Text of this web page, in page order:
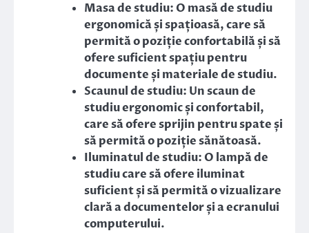
Masa de studiu: O masă de studiu
ergonomică și spațioasă, care să
permită o poziție confortabilă și să
ofere suficient spațiu pentru
documente și materiale de studiu.
Scaunul de studiu: Un scaun de
studiu ergonomic și confortabil,
care să ofere sprijin pentru spate și
să permită o poziție sănătoasă.
Iluminatul de studiu: O lampă de
studiu care să ofere iluminat
suficient și să permită o vizualizare
clară a documentelor și a ecranului
computerului.